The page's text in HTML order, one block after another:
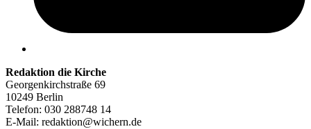
Redaktion die Kirche
Georgenkirchstraße 69
10249 Berlin
Telefon: 030 288748 14
E-Mail: redaktion@wichern.de